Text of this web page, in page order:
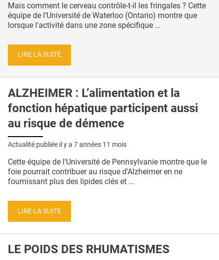
Mais comment le cerveau contrôle-t-il les fringales ? Cette
équipe de l’Université de Waterloo (Ontario) montre que
lorsque l'activité dans une zone spécifique ...
LIRE LA SUITE
ALZHEIMER : L’alimentation et la
fonction hépatique participent aussi
au risque de démence
Actualité publiée il y a 7 années 11 mois
Cette équipe de l'Université de Pennsylvanie montre que le
foie pourrait contribuer au risque d'Alzheimer en ne
fournissant plus des lipides clés et ...
LIRE LA SUITE
LE POIDS DES RHUMATISMES